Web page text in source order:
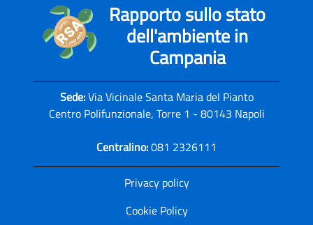
Rapporto sullo stato
dell'ambiente in
Campania
Sede:Via Vicinale Santa Maria del Pianto
Centro Polifunzionale, Torre 1 - 80143 Napoli
Centralino:081 2326111
Privacy policy
Cookie Policy